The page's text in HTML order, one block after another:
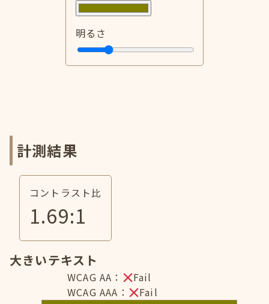
明るさ
計測結果
コントラスト比
1.69:1
大きいテキスト
WCAG AA：
Fail
WCAG AAA：
Fail